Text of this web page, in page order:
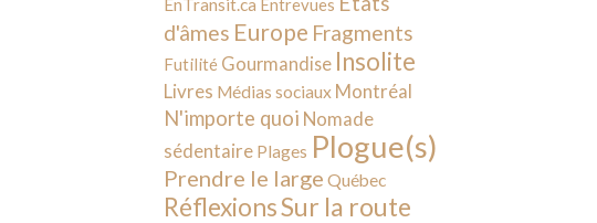
EnTransit.ca Entrevues
d'âmes Europe Fragments
Futilité Gourmandise Insolite
Livres Médias sociaux Montréal
N'importe quoi Nomade
sédentaire Plages Plogue(s)
Prendre le large Québec
RéflexionsSur la route